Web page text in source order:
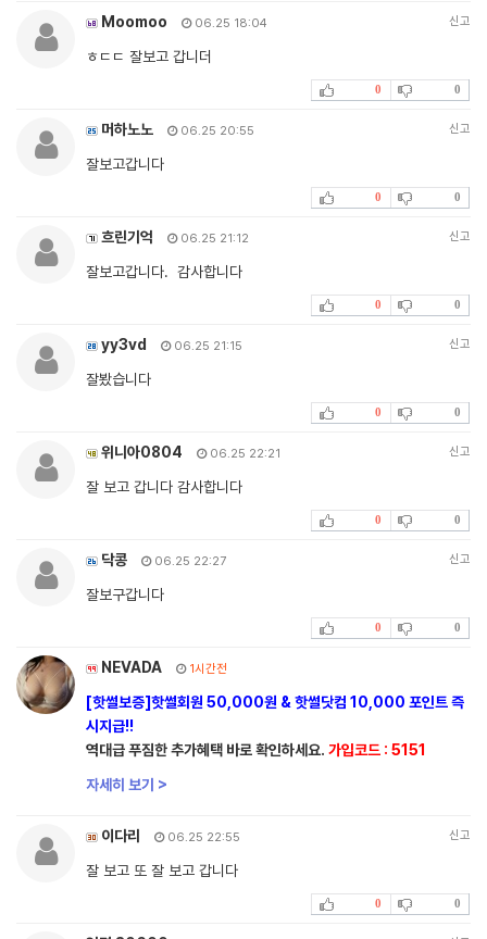
Moomoo 06.25 18:04 신고
ㅎㄷㄷ 잘보고 갑니더
0 0
머하노노 06.25 20:55 신고
잘보고갑니다
0 0
흐린기억 06.25 21:12 신고
잘보고갑니다. 감사합니다
0 0
yy3vd 06.25 21:15 신고
잘봤습니다
0 0
위니아0804 06.25 22:21 신고
잘 보고 갑니다 감사합니다
0 0
닥콩 06.25 22:27 신고
잘보구갑니다
0 0
NEVADA 1시간전
[핫썰보증]핫썰회원 50,000원 & 핫썰닷컴 10,000 포인트 즉
시지급!!
역대급 푸짐한 추가혜택 바로 확인하세요. 가입코드 : 5151
자세히 보기 >
이다리 06.25 22:55 신고
잘 보고 또 잘 보고 갑니다
0 0